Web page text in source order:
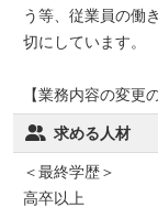
う等、従業員の働
切にしています。
【業務内容の変更
求める人材
＜最終学歴＞
高卒以上